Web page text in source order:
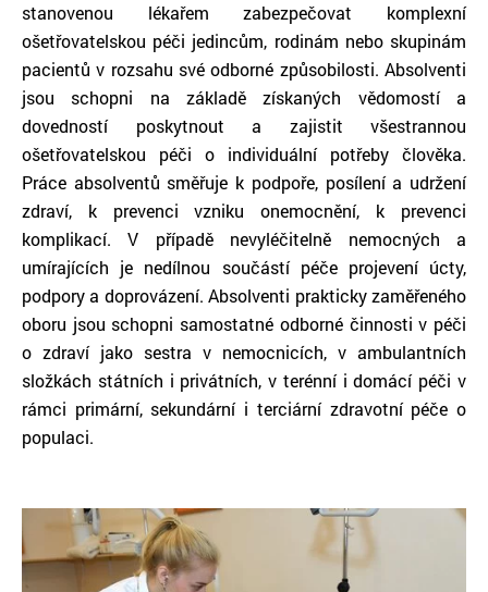
stanovenou lékařem zabezpečovat komplexní
ošetřovatelskou péči jedincům, rodinám nebo skupinám
pacientů v rozsahu své odborné způsobilosti. Absolventi
jsou schopni na základě získaných vědomostí a
dovedností poskytnout a zajistit všestrannou
ošetřovatelskou péči o individuální potřeby člověka.
Práce absolventů směřuje k podpoře, posílení a udržení
zdraví, k prevenci vzniku onemocnění, k prevenci
komplikací. V případě nevyléčitelně nemocných a
umírajících je nedílnou součástí péče projevení úcty,
podpory a doprovázení. Absolventi prakticky zaměřeného
oboru jsou schopni samostatné odborné činnosti v péči
o zdraví jako sestra v nemocnicích, v ambulantních
složkách státních i privátních, v terénní i domácí péči v
rámci primární, sekundární i terciární zdravotní péče o
populaci.